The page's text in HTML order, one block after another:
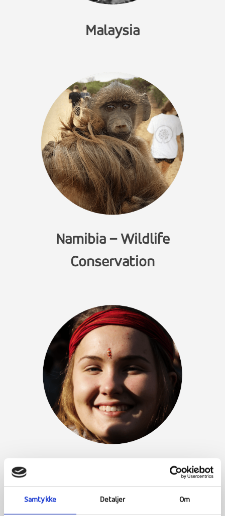
Samtykke Detaljer Om
Malaysia
Namibia – Wildlife
Conservation